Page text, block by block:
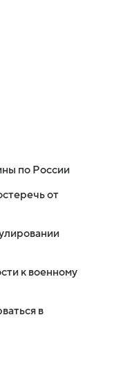
по России
от
к военному
в